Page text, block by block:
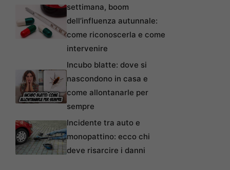
settimana, boom
dell’influenza autunnale:
come riconoscerla e come
intervenire
Incubo blatte: dove si
nascondono in casa e
come allontanarle per
sempre
Incidente tra auto e
monopattino: ecco chi
deve risarcire i danni